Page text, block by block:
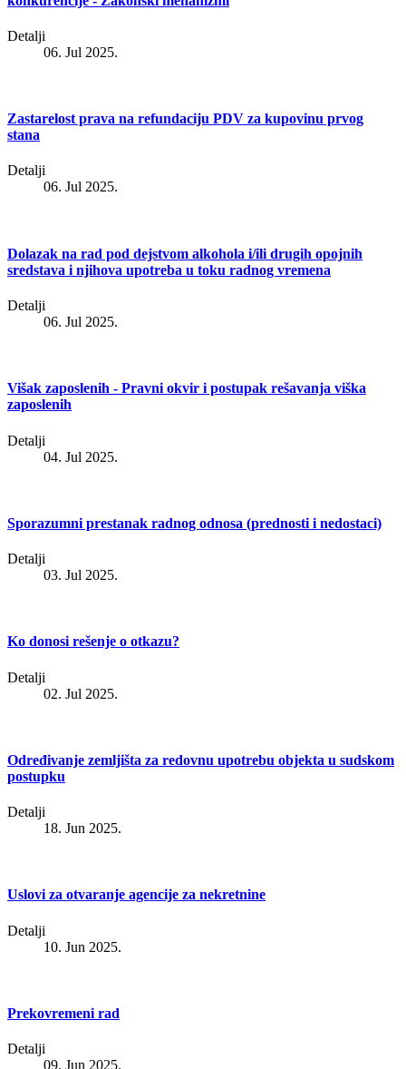
Detalji
06. Jul 2025.
Zastarelost prava na refundaciju PDV za kupovinu prvog
stana
Detalji
06. Jul 2025.
Dolazak na rad pod dejstvom alkohola i/ili drugih opojnih
sredstava i njihova upotreba u toku radnog vremena
Detalji
06. Jul 2025.
Višak zaposlenih - Pravni okvir i postupak rešavanja viška
zaposlenih
Detalji
04. Jul 2025.
Sporazumni prestanak radnog odnosa (prednosti i nedostaci)
Detalji
03. Jul 2025.
Ko donosi rešenje o otkazu?
Detalji
02. Jul 2025.
Određivanje zemljišta za redovnu upotrebu objekta u sudskom
postupku
Detalji
18. Jun 2025.
Uslovi za otvaranje agencije za nekretnine
Detalji
10. Jun 2025.
Prekovremeni rad
Detalji
09. Jun 2025.